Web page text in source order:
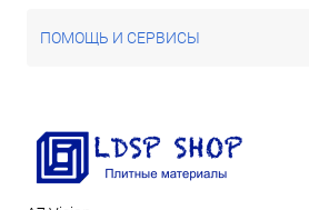
ПОМОЩЬ И СЕРВИСЫ